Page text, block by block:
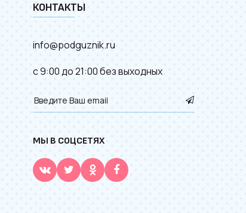
КОНТАКТЫ
info@podguznik.ru
с 9:00 до 21:00 без выходных
МЫ В СОЦСЕТЯХ